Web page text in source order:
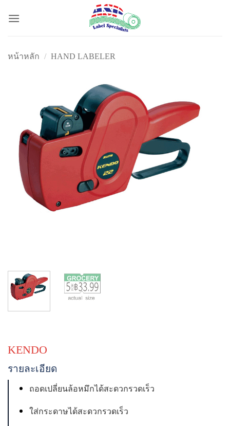
หน้าหลัก / HAND LABELER
KENDO
รายละเอียด
ถอดเปลี่ยนล้อหมึกได้สะดวกรวดเร็ว
ใส่กระดาษได้สะดวกรวดเร็ว